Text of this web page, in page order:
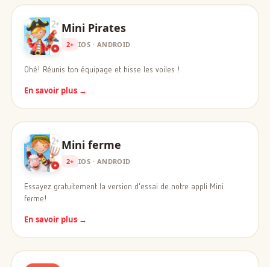
Mini Pirates
2+ IOS · ANDROID
Ohé! Réunis ton équipage et hisse les voiles !
En savoir plus →
Mini ferme
2+ IOS · ANDROID
Essayez gratuitement la version d'essai de notre appli Mini
ferme!
En savoir plus →